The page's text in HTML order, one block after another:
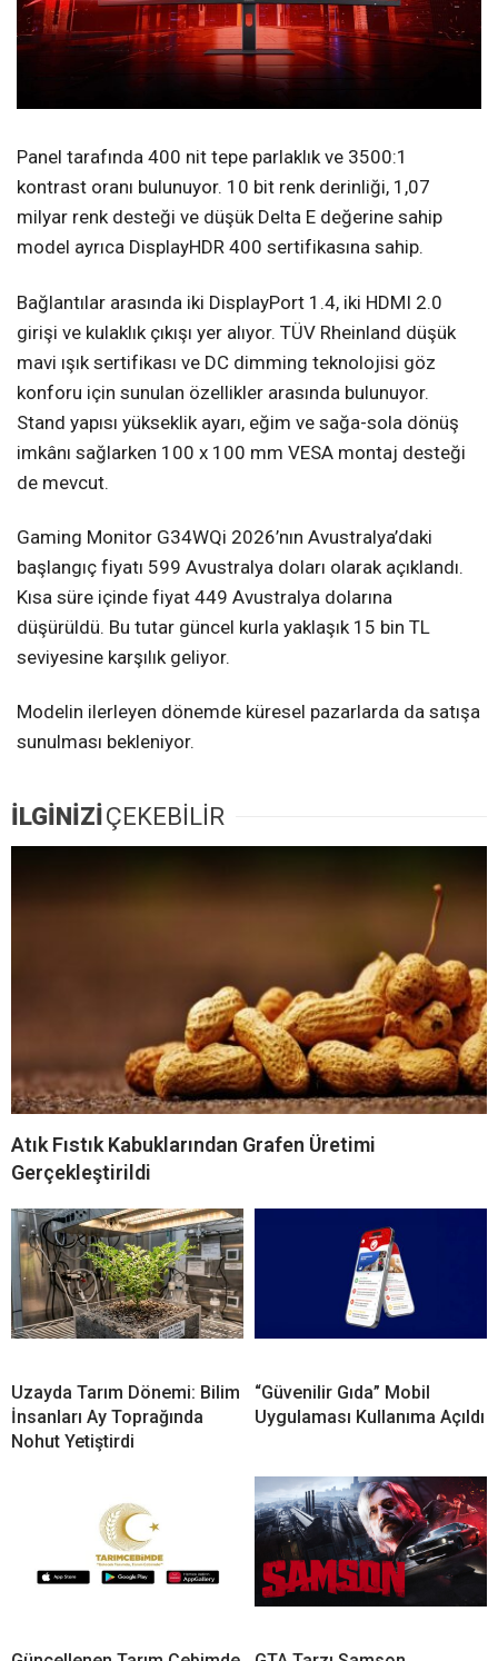
Panel tarafında 400 nit tepe parlaklık ve 3500:1
kontrast oranı bulunuyor. 10 bit renk derinliği, 1,07
milyar renk desteği ve düşük Delta E değerine sahip
model ayrıca DisplayHDR 400 sertifikasına sahip.
Bağlantılar arasında iki DisplayPort 1.4, iki HDMI 2.0
girişi ve kulaklık çıkışı yer alıyor. TÜV Rheinland düşük
mavi ışık sertifikası ve DC dimming teknolojisi göz
konforu için sunulan özellikler arasında bulunuyor.
Stand yapısı yükseklik ayarı, eğim ve sağa-sola dönüş
imkânı sağlarken 100 x 100 mm VESA montaj desteği
de mevcut.
Gaming Monitor G34WQi 2026’nın Avustralya’daki
başlangıç fiyatı 599 Avustralya doları olarak açıklandı.
Kısa süre içinde fiyat 449 Avustralya dolarına
düşürüldü. Bu tutar güncel kurla yaklaşık 15 bin TL
seviyesine karşılık geliyor.
Modelin ilerleyen dönemde küresel pazarlarda da satışa
sunulması bekleniyor.
İLGİNİZİÇEKEBİLİR
Atık Fıstık Kabuklarından Grafen Üretimi
Gerçekleştirildi
Uzayda Tarım Dönemi: Bilim
İnsanları Ay Toprağında
Nohut Yetiştirdi
“Güvenilir Gıda” Mobil
Uygulaması Kullanıma Açıldı